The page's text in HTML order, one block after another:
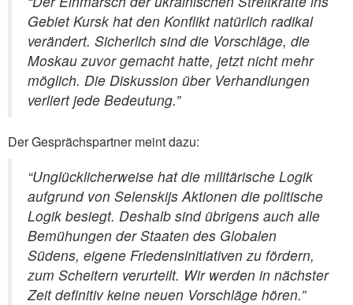
Gebiet Kursk hat den Konflikt natürlich radikal
verändert. Sicherlich sind die Vorschläge, die
Moskau zuvor gemacht hatte, jetzt nicht mehr
möglich. Die Diskussion über Verhandlungen
verliert jede Bedeutung.”
Der Gesprächspartner meint dazu:
“Unglücklicherweise hat die militärische Logik
aufgrund von Selenskijs Aktionen die politische
Logik besiegt. Deshalb sind übrigens auch alle
Bemühungen der Staaten des Globalen
Südens, eigene Friedensinitiativen zu fördern,
zum Scheitern verurteilt. Wir werden in nächster
Zeit definitiv keine neuen Vorschläge hören.”